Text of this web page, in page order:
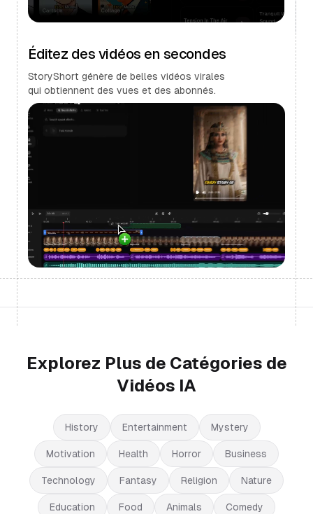
Éditez des vidéos en secondes
StoryShort génère de belles vidéos virales
qui obtiennent des vues et des abonnés.
Explorez Plus de Catégories de
Vidéos IA
History Entertainment Mystery
Motivation Health Horror Business
Technology Fantasy Religion Nature
Education Food Animals Comedy